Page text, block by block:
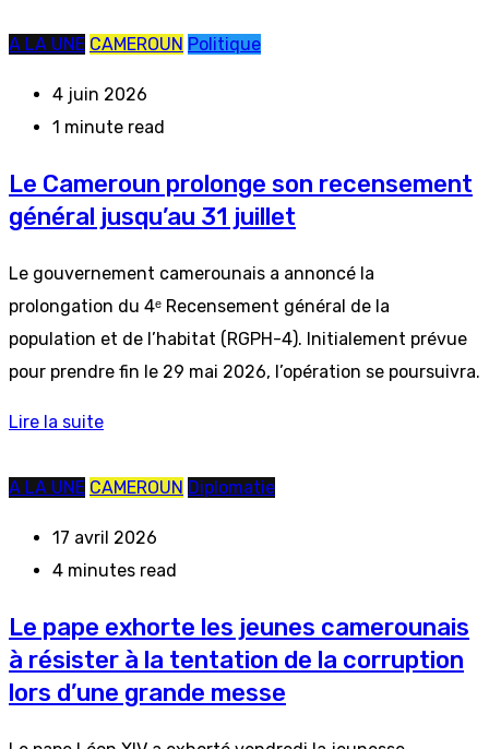
A LA UNE CAMEROUN Politique
4 juin 2026
1 minute read
Le Cameroun prolonge son recensement
général jusqu’au 31 juillet
Le gouvernement camerounais a annoncé la
prolongation du 4ᵉ Recensement général de la
population et de l’habitat (RGPH-4). Initialement prévue
pour prendre fin le 29 mai 2026, l’opération se poursuivra.
Lire la suite
A LA UNE CAMEROUN Diplomatie
17 avril 2026
4 minutes read
Le pape exhorte les jeunes camerounais
à résister à la tentation de la corruption
lors d’une grande messe